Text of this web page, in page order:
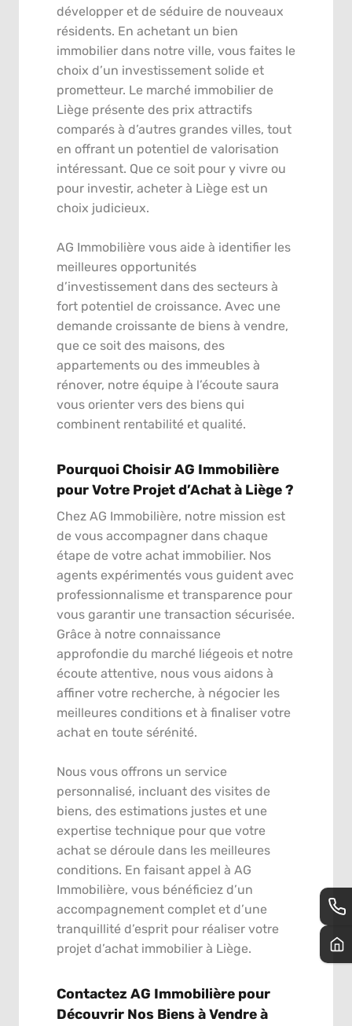
développer et de séduire de nouveaux
résidents. En achetant un bien
immobilier dans notre ville, vous faites le
choix d’un investissement solide et
prometteur. Le marché immobilier de
Liège présente des prix attractifs
comparés à d’autres grandes villes, tout
en offrant un potentiel de valorisation
intéressant. Que ce soit pour y vivre ou
pour investir, acheter à Liège est un
choix judicieux.
AG Immobilière vous aide à identifier les
meilleures opportunités
d’investissement dans des secteurs à
fort potentiel de croissance. Avec une
demande croissante de biens à vendre,
que ce soit des maisons, des
appartements ou des immeubles à
rénover, notre équipe à l’écoute saura
vous orienter vers des biens qui
combinent rentabilité et qualité.
Pourquoi Choisir AG Immobilière
pour Votre Projet d’Achat à Liège ?
Chez AG Immobilière, notre mission est
de vous accompagner dans chaque
étape de votre achat immobilier. Nos
agents expérimentés vous guident avec
professionnalisme et transparence pour
vous garantir une transaction sécurisée.
Grâce à notre connaissance
approfondie du marché liégeois et notre
écoute attentive, nous vous aidons à
affiner votre recherche, à négocier les
meilleures conditions et à finaliser votre
achat en toute sérénité.
Nous vous offrons un service
personnalisé, incluant des visites de
biens, des estimations justes et une
expertise technique pour que votre
achat se déroule dans les meilleures
conditions. En faisant appel à AG
Immobilière, vous bénéficiez d’un
accompagnement complet et d’une
tranquillité d’esprit pour réaliser votre
projet d’achat immobilier à Liège.
Contactez AG Immobilière pour
Découvrir Nos Biens à Vendre à